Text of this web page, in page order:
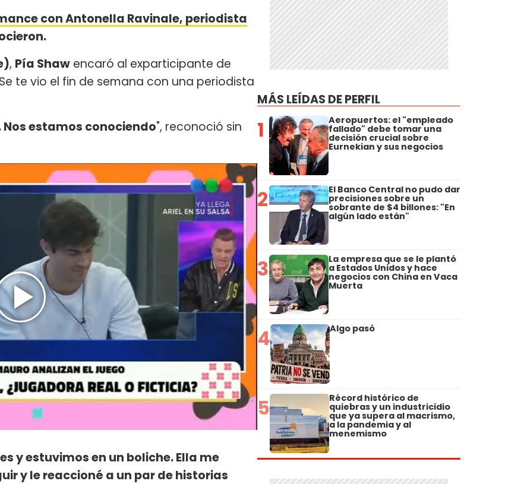
con Antonella Ravinale, periodista
, Pía Shaw encaró al exparticipante de
te vio el fin de semana con una periodista
Nos estamos conociendo", reconoció sin
y estuvimos en un boliche. Ella me
y le reaccioné a un par de historias
MÁS LEÍDAS DE PERFIL
1 Aeropuertos: el "empleado
fallado" debe tomar una
decisión crucial sobre
Eurnekian y sus negocios
2 El Banco Central no pudo dar
precisiones sobre un
sobrante de $4 billones: "En
algún lado están"
3 La empresa que se le plantó
a Estados Unidos y hace
negocios con China en Vaca
Muerta
4 Algo pasó
5 Récord histórico de
quiebras y un industricidio
que ya supera al macrismo,
a la pandemia y al
menemismo